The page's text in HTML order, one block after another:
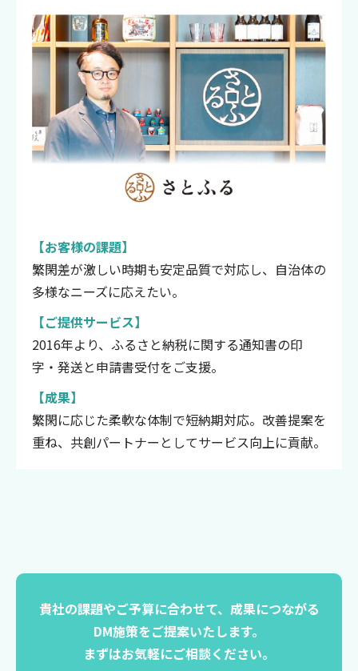
【お客様の課題】
繁閑差が激しい時期も安定品質で対応し、自治体の
多様なニーズに応えたい。
【ご提供サービス】
2016年より、ふるさと納税に関する通知書の印
字・発送と申請書受付をご支援。
【成果】
繁閑に応じた柔軟な体制で短納期対応。改善提案を
重ね、共創パートナーとしてサービス向上に貢献。
貴社の課題やご予算に合わせて、成果につながる
DM施策をご提案いたします。
まずはお気軽にご相談ください。